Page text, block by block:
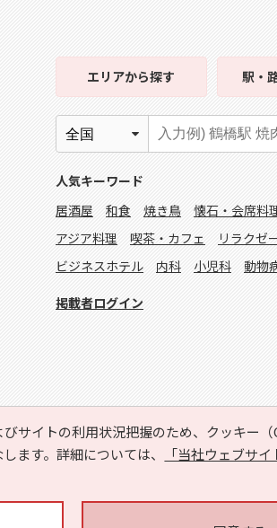
サイトの利用状況把握のため、クッキー
ます。詳細については、
「当社ウェブサ
エリアから探す 駅・
人気キーワード
居酒屋
和食 焼き鳥 懐石・会席料
アジア料理
喫茶・カフェ リラクゼ
ビジネスホテル
内科 小児科 動物
掲載者ログイン
© HYOJITO.Co.,Ltd. All Rights Reserved.